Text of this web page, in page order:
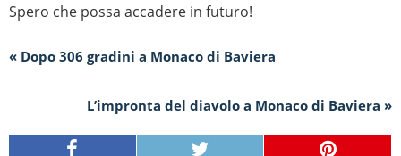
Spero che possa accadere in futuro!
« Dopo 306 gradini a Monaco di Baviera
L’impronta del diavolo a Monaco di Baviera »